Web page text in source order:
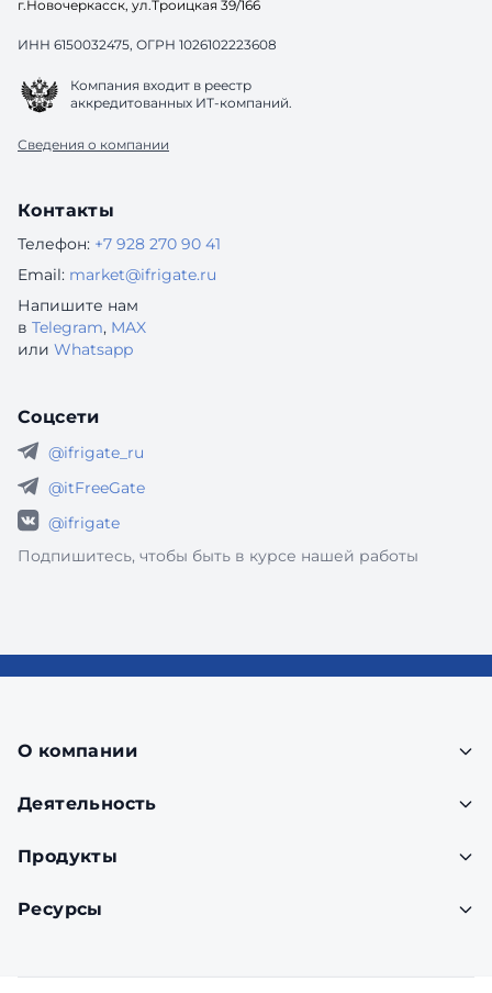
г.Новочеркасск, ул.Троицкая 39/166
ИНН 6150032475, ОГРН 1026102223608
Компания входит в реестр
аккредитованных ИТ-компаний.
Сведения о компании
Контакты
Телефон: +7 928 270 90 41
Email: market@ifrigate.ru
Напишите нам
в Telegram, MAX
или Whatsapp
Соцсети
@ifrigate_ru
@itFreeGate
@ifrigate
Подпишитесь, чтобы быть в курсе нашей работы
О компании
Деятельность
Продукты
Ресурсы